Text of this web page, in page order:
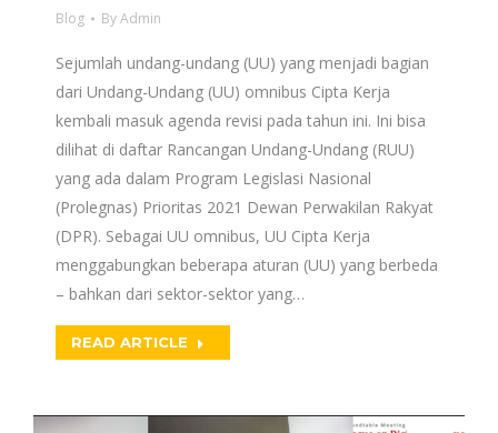
Blog ByAdmin
Sejumlah undang-undang (UU) yang menjadi bagian
dari Undang-Undang (UU) omnibus Cipta Kerja
kembali masuk agenda revisi pada tahun ini. Ini bisa
dilihat di daftar Rancangan Undang-Undang (RUU)
yang ada dalam Program Legislasi Nasional
(Prolegnas) Prioritas 2021 Dewan Perwakilan Rakyat
(DPR). Sebagai UU omnibus, UU Cipta Kerja
menggabungkan beberapa aturan (UU) yang berbeda
– bahkan dari sektor-sektor yang…
READ ARTICLE